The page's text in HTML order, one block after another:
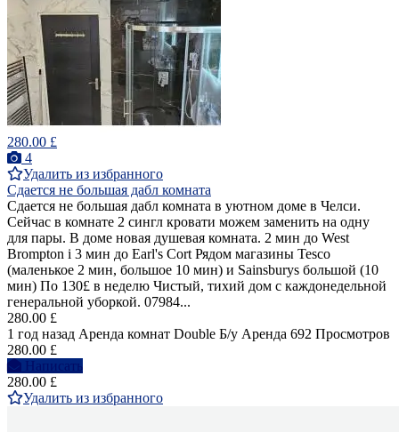
280.00 £
4
Удалить из избранного
Сдается не большая дабл комната
Сдается не большая дабл комната в уютном доме в Челси.
Сейчас в комнате 2 сингл кровати можем заменить на одну
для пары. В доме новая душевая комната. 2 мин до West
Brompton i 3 мин до Earl's Cort Рядом магазины Tesco
(маленькое 2 мин, большое 10 мин) и Sainsburys большой (10
мин) По 130£ в неделю Чистый, тихий дом с каждонедельной
генеральной уборкой. 07984...
280.00 £
1 год назад Аренда комнат Double Б/у Аренда 692 Просмотров
280.00 £
Написать
280.00 £
Удалить из избранного